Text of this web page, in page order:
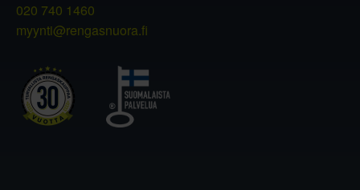
020 740 1460
myynti@rengasnuora.fi